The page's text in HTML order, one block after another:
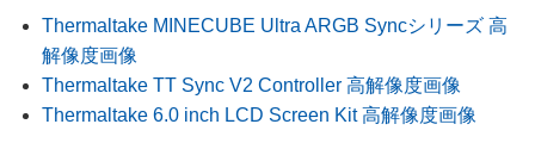
Thermaltake MINECUBE Ultra ARGB Syncシリーズ 高
解像度画像
Thermaltake TT Sync V2 Controller 高解像度画像
Thermaltake 6.0 inch LCD Screen Kit 高解像度画像